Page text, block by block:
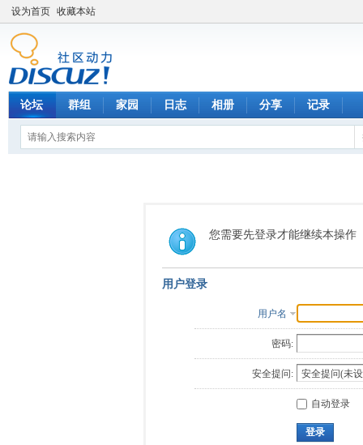
设为首页 收藏本站
论坛 群组 家园 日志 相册 分享 记录
您需要先登录才能继续本操作
用户登录
用户名
密码:
安全提问:
自动登录
登录